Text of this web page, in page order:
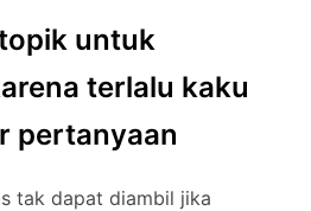
untuk
terlalu kaku
pertanyaan
tak dapat diambil jika